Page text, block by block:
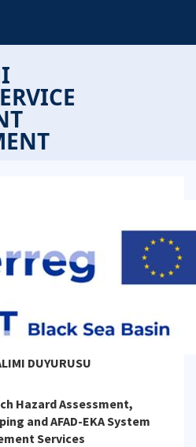
DUYURUSU
Hazard Assessment,
and AFAD-EKA System
Services